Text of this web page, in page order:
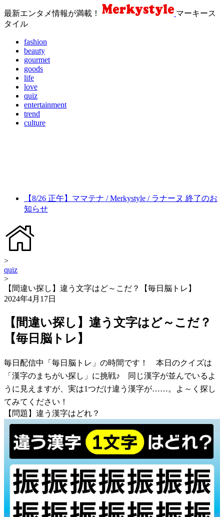
最新エンタメ情報が満載！
マーキース
タイル
fashion
beauty
gourmet
goods
life
love
quiz
entertainment
trend
culture
【8/26 正午】ママテナ / Merkystyle / ラナーヌ 終了のお
知らせ
>
quiz
>
【間違い探し】違う文字はど～こだ？【毎日脳トレ】
2024年4月17日
【間違い探し】違う文字はど～こだ？
【毎日脳トレ】
毎日配信中「毎日脳トレ」の時間です！ 本日のクイズは
「漢字のまちがい探し」に挑戦♪ 同じ漢字が並んでいるよ
うに見えますが、実は1つだけ違う漢字が……。よ～く探し
てみてください！
【問題】違う漢字はどれ？